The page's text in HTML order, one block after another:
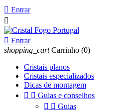
 Entrar

 Entrar
shopping_cart Carrinho (0)
Cristais planos
Cristais especializados
Dicas de montagem
  Guias e conselhos
  Guias